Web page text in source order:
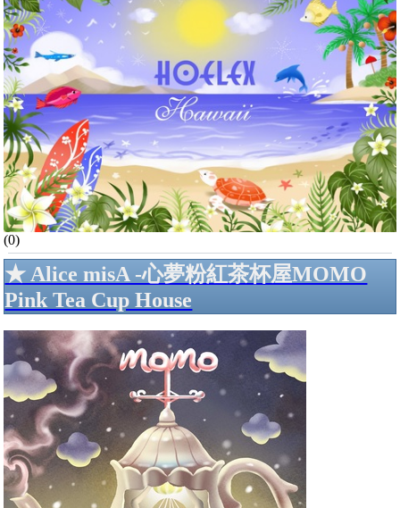
(0)
★ Alice misA -心夢粉紅茶杯屋MOMO
Pink Tea Cup House